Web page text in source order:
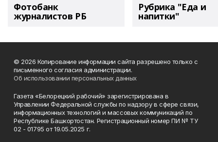
Фотобанк
журналистов РБ
Рубрика "Еда и
напитки"
© 2026 Копирование информации сайта разрешено только с
письменного согласия администрации.
Об использовании персональных данных
Газета «Белорецкий рабочий» зарегистрирована в
Управлении Федеральной службы по надзору в сфере связи,
информационных технологий и массовых коммуникаций по
Республике Башкортостан. Регистрационный номер ПИ № ТУ
02 - 01795 от 19.05.2025 г.